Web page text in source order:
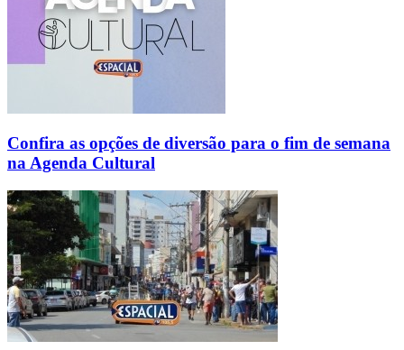
Confira as opções de diversão para o fim de semana
na Agenda Cultural